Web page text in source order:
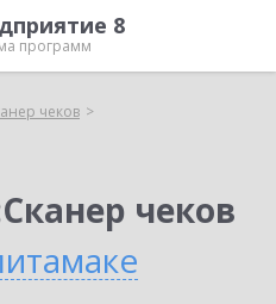
8
программ
чеков
чеков